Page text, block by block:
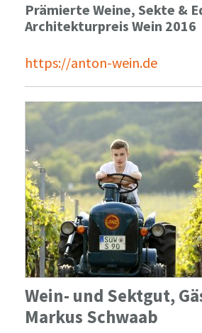
Prämierte Weine, Sekte &
Architekturpreis Wein 2016
https://anton-wein.de
Wein- und Sektgut,
Markus Schwaab